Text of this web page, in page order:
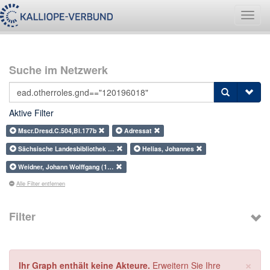
Suche im Netzwerk
Aktive Filter
Mscr.Dresd.C.504,Bl.177b
Adressat
Sächsische Landesbibliothek …
Helias, Johannes
Weidner, Johann Wolffgang (1…
Alle Filter entfernen
Filter
×
Ihr Graph enthält keine Akteure. Erweitern Sie Ihre